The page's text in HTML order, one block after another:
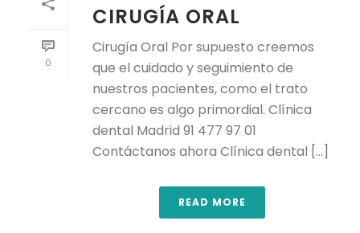
0
CIRUGÍA ORAL
Cirugía Oral Por supuesto creemos
que el cuidado y seguimiento de
nuestros pacientes, como el trato
cercano es algo primordial. Clínica
dental Madrid 91 477 97 01
Contáctanos ahora Clínica dental [...]
READ MORE